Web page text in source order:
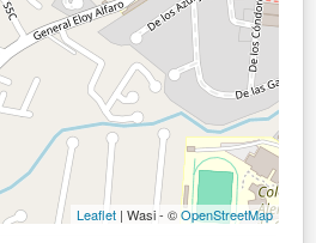
Leaflet | Wasi - ©OpenStreetMap